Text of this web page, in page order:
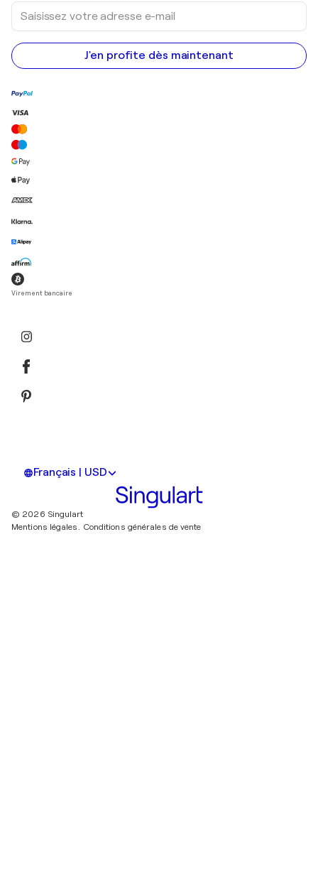
Saisissez
votre
adresse
e-
mail
J'en profite dès maintenant
Virement bancaire
Français | USD
© 2026 Singulart
Mentions légales. Conditions générales de vente